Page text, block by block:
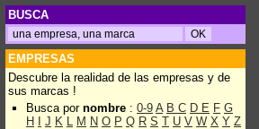
BUSCA
EMPRESAS
Descubre la realidad de las empresas y de
sus marcas !
Busca por nombre : 0-9 A B C D E F G
H
J K L M N O P Q R S T U V W X Y Z